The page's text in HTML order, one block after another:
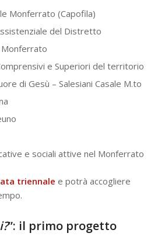
Monferrato (Capofila)
del Distretto
Monferrato
e Superiori del territorio
di Gesù – Salesiani Casale M.to
e sociali attive nel Monferrato
triennale e potrà accogliere
”: il primo progetto